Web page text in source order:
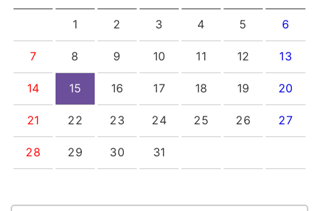
1 2 3 4 5 6
7 8 9 10 11 12 13
14 15 16 17 18 19 20
21 22 23 24 25 26 27
28 29 30 31